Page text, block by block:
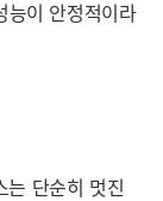
능이 안정적이라
는 단순히 멋진